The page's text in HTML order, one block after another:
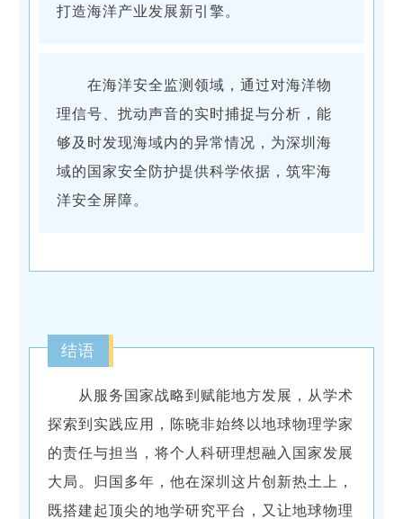
打造海洋产业发展新引擎。
在海洋安全监测领域，通过对海洋物
理信号、扰动声音的实时捕捉与分析，能
够及时发现海域内的异常情况，为深圳海
域的国家安全防护提供科学依据，筑牢海
洋安全屏障。
结语
从服务国家战略到赋能地方发展，从学术
探索到实践应用，陈晓非始终以地球物理学家
的责任与担当，将个人科研理想融入国家发展
大局。归国多年，他在深圳这片创新热土上，
既搭建起顶尖的地学研究平台，又让地球物理